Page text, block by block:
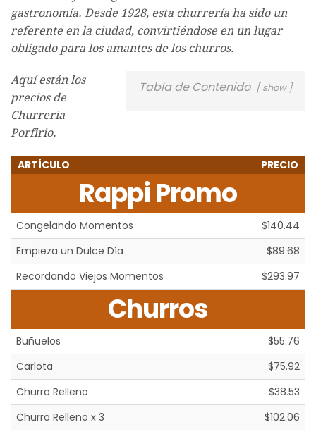
gastronomía. Desde 1928, esta churrería ha sido un
referente en la ciudad, convirtiéndose en un lugar
obligado para los amantes de los churros.
Tabla de Contenido show
Aquí están los
precios de
Churreria
Porfirio.
ARTÍCULO PRECIO
Rappi Promo
Congelando Momentos
$140.44
Empieza un Dulce Día
$89.68
Recordando Viejos Momentos
$293.97
Churros
Buñuelos
$55.76
Carlota
$75.92
Churro Relleno
$38.53
Churro Relleno x 3
$102.06